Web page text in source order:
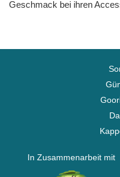
Geschmack bei ihren
In Zusammenarbeit mit